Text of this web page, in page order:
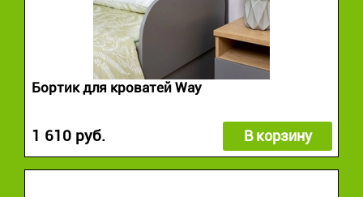
Бортик для кроватей Way
1 610 руб. В корзину